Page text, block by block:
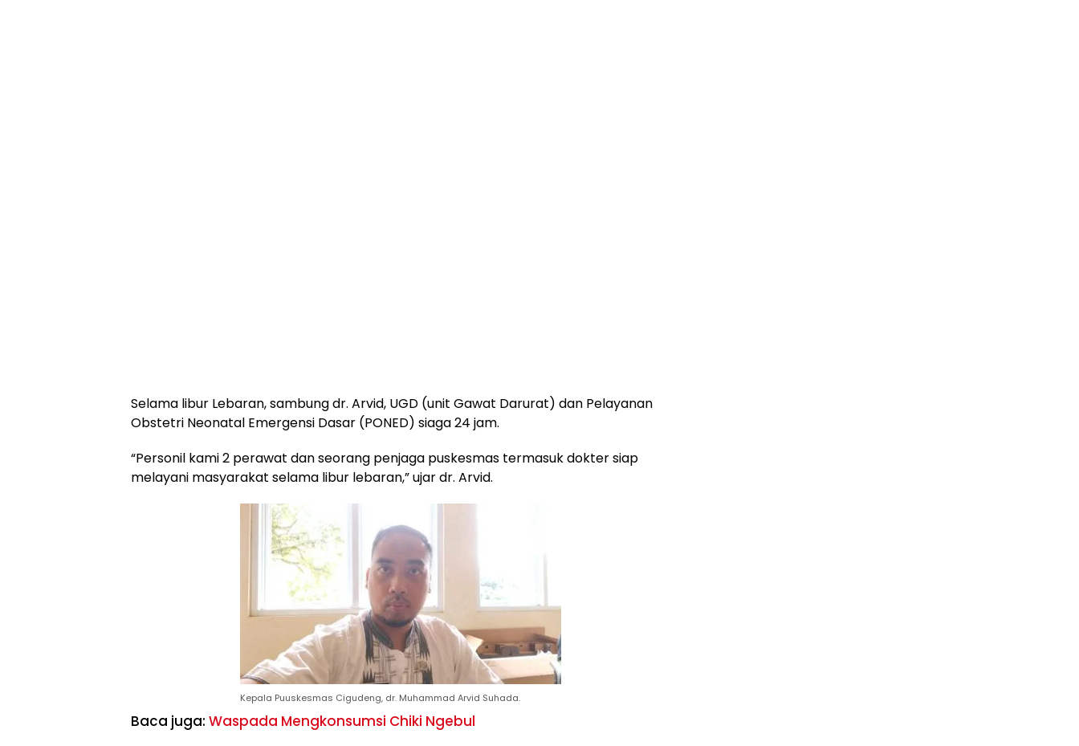
Selama libur Lebaran, sambung dr. Arvid, UGD (unit Gawat Darurat) dan Pelayanan
Obstetri Neonatal Emergensi Dasar (PONED) siaga 24 jam.
“Personil kami 2 perawat dan seorang penjaga puskesmas termasuk dokter siap
melayani masyarakat selama libur lebaran,” ujar dr. Arvid.
Kepala Puuskesmas Cigudeng, dr. Muhammad Arvid Suhada.
Baca juga: Waspada Mengkonsumsi Chiki Ngebul